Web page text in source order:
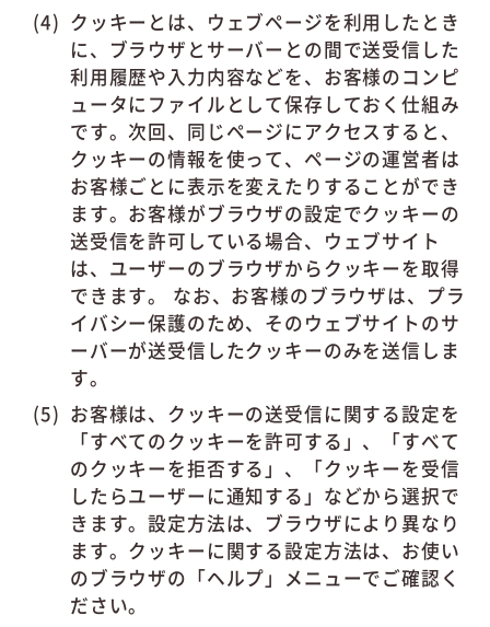
クッキーとは、ウェブページを利用したとき
に、ブラウザとサーバーとの間で送受信した
利用履歴や入力内容などを、お客様のコンピ
ュータにファイルとして保存しておく仕組み
です。次回、同じページにアクセスすると、
クッキーの情報を使って、ページの運営者は
お客様ごとに表示を変えたりすることができ
ます。お客様がブラウザの設定でクッキーの
送受信を許可している場合、ウェブサイト
は、ユーザーのブラウザからクッキーを取得
できます。 なお、お客様のブラウザは、プラ
イバシー保護のため、そのウェブサイトのサ
ーバーが送受信したクッキーのみを送信しま
す。
お客様は、クッキーの送受信に関する設定を
「すべてのクッキーを許可する」、「すべて
のクッキーを拒否する」、「クッキーを受信
したらユーザーに通知する」などから選択で
きます。設定方法は、ブラウザにより異なり
ます。クッキーに関する設定方法は、お使い
のブラウザの「ヘルプ」メニューでご確認く
ださい。